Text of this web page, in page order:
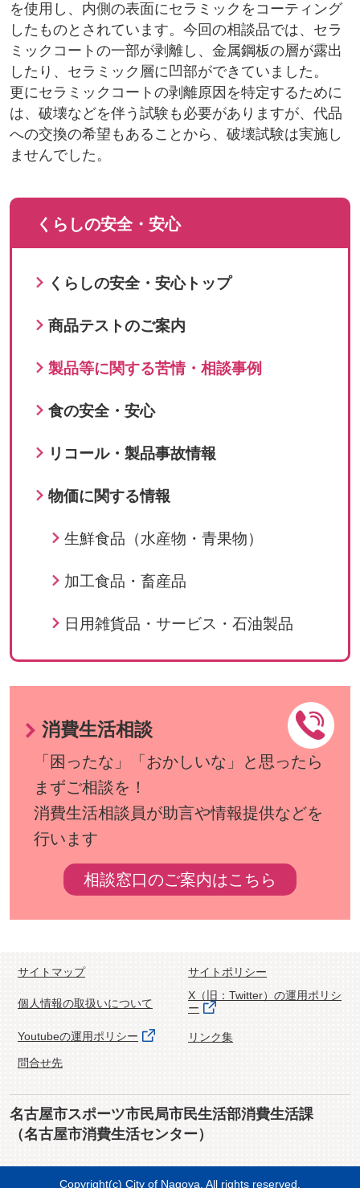
を使用し、内側の表面にセラミックをコーティング
したものとされています。今回の相談品では、セラ
ミックコートの一部が剥離し、金属鋼板の層が露出
したり、セラミック層に凹部ができていました。
更にセラミックコートの剥離原因を特定するために
は、破壊などを伴う試験も必要がありますが、代品
への交換の希望もあることから、破壊試験は実施し
ませんでした。
くらしの安全・安心
くらしの安全・安心トップ
商品テストのご案内
製品等に関する苦情・相談事例
食の安全・安心
リコール・製品事故情報
物価に関する情報
生鮮食品（水産物・青果物）
加工食品・畜産品
日用雑貨品・サービス・石油製品
消費生活相談
「困ったな」「おかしいな」と思ったら
まずご相談を！
消費生活相談員が助言や情報提供などを
行います
相談窓口のご案内はこちら
サイトマップ サイトポリシー
個人情報の取扱いについて
X（旧：Twitter）の運用ポリシ
ー
Youtubeの運用ポリシー
リンク集
問合せ先
名古屋市スポーツ市民局市民生活部消費生活課
（名古屋市消費生活センター）
Copyright(c) City of Nagoya. All rights reserved.